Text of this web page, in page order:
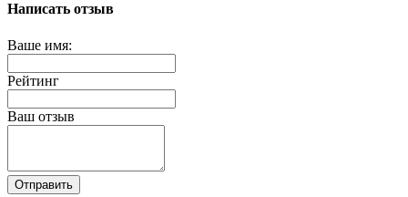
Написать отзыв
Ваше имя:
Рейтинг
Ваш отзыв
Отправить